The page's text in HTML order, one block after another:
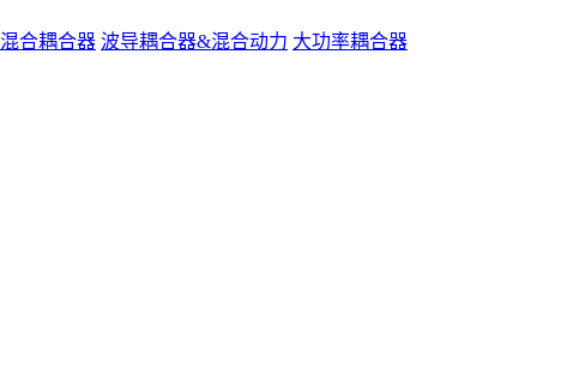
混合耦合器 波导耦合器&混合动力 大功率耦合器